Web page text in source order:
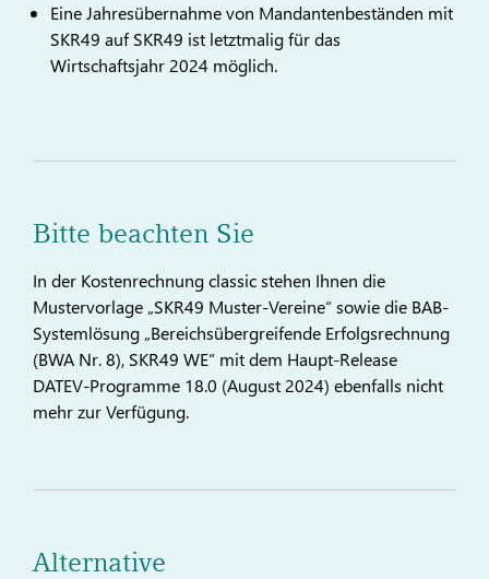
Eine Jahresübernahme von Mandantenbeständen mit
SKR49 auf SKR49 ist letztmalig für das
Wirtschaftsjahr 2024 möglich.
Bitte beachten Sie
In der Kostenrechnung classic stehen Ihnen die
Mustervorlage „SKR49 Muster-Vereine“ sowie die BAB-
Systemlösung „Bereichsübergreifende Erfolgsrechnung
(BWA Nr. 8), SKR49 WE“ mit dem Haupt-Release
DATEV-Programme 18.0 (August 2024) ebenfalls nicht
mehr zur Verfügung.
Alternative